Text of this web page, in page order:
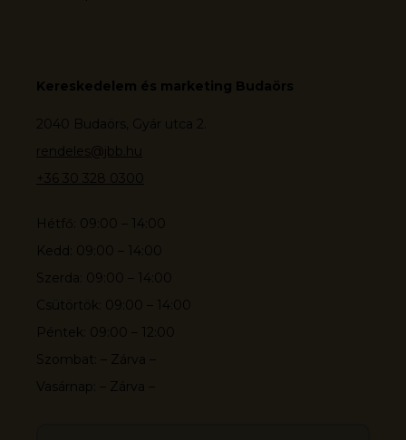
Kereskedelem és marketing Budaörs
2040 Budaörs, Gyár utca 2.
rendeles@jbb.hu
+36 30 328 0300
Hétfő: 09:00 – 14:00
Kedd: 09:00 – 14:00
Szerda: 09:00 – 14:00
Csütörtök: 09:00 – 14:00
Péntek: 09:00 – 12:00
Szombat: – Zárva –
Vasárnap: – Zárva –